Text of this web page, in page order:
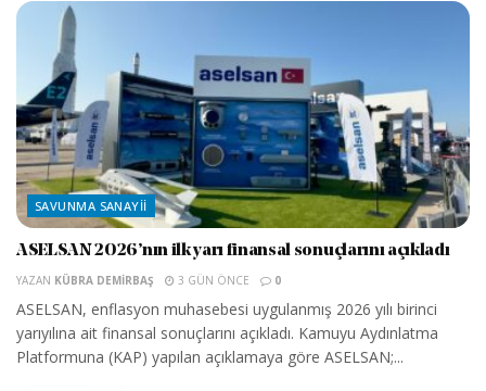
SAVUNMA SANAYII
ASELSAN 2026’nın ilk yarı finansal sonuçlarını açıkladı
YAZAN KÜBRA DEMIRBAŞ 3 GÜN ÖNCE 0
ASELSAN, enflasyon muhasebesi uygulanmış 2026 yılı birinci
yarıyılına ait finansal sonuçlarını açıkladı. Kamuyu Aydınlatma
Platformuna (KAP) yapılan açıklamaya göre ASELSAN;...